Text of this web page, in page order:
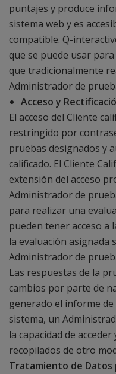
puntajes y produce
sistema web y es
compatible. Q-
que se puede usar
que tradicionalmente
Administrador de
Acceso y
El acceso del Cliente
restringido por
pruebas designados y
calificado. El Cliente
extensión del acceso
Administrador de
para realizar una
pueden tener acceso a
la evaluación asignada
Administrador de
Las respuestas de la
cambios por parte de
generado el informe
sistema, un
la capacidad de
recopilados de otro
Tratamiento de Datos